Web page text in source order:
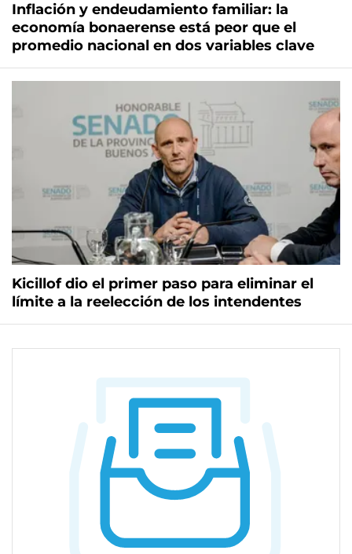
Inflación y endeudamiento familiar: la
economía bonaerense está peor que el
promedio nacional en dos variables clave
Kicillof dio el primer paso para eliminar el
límite a la reelección de los intendentes